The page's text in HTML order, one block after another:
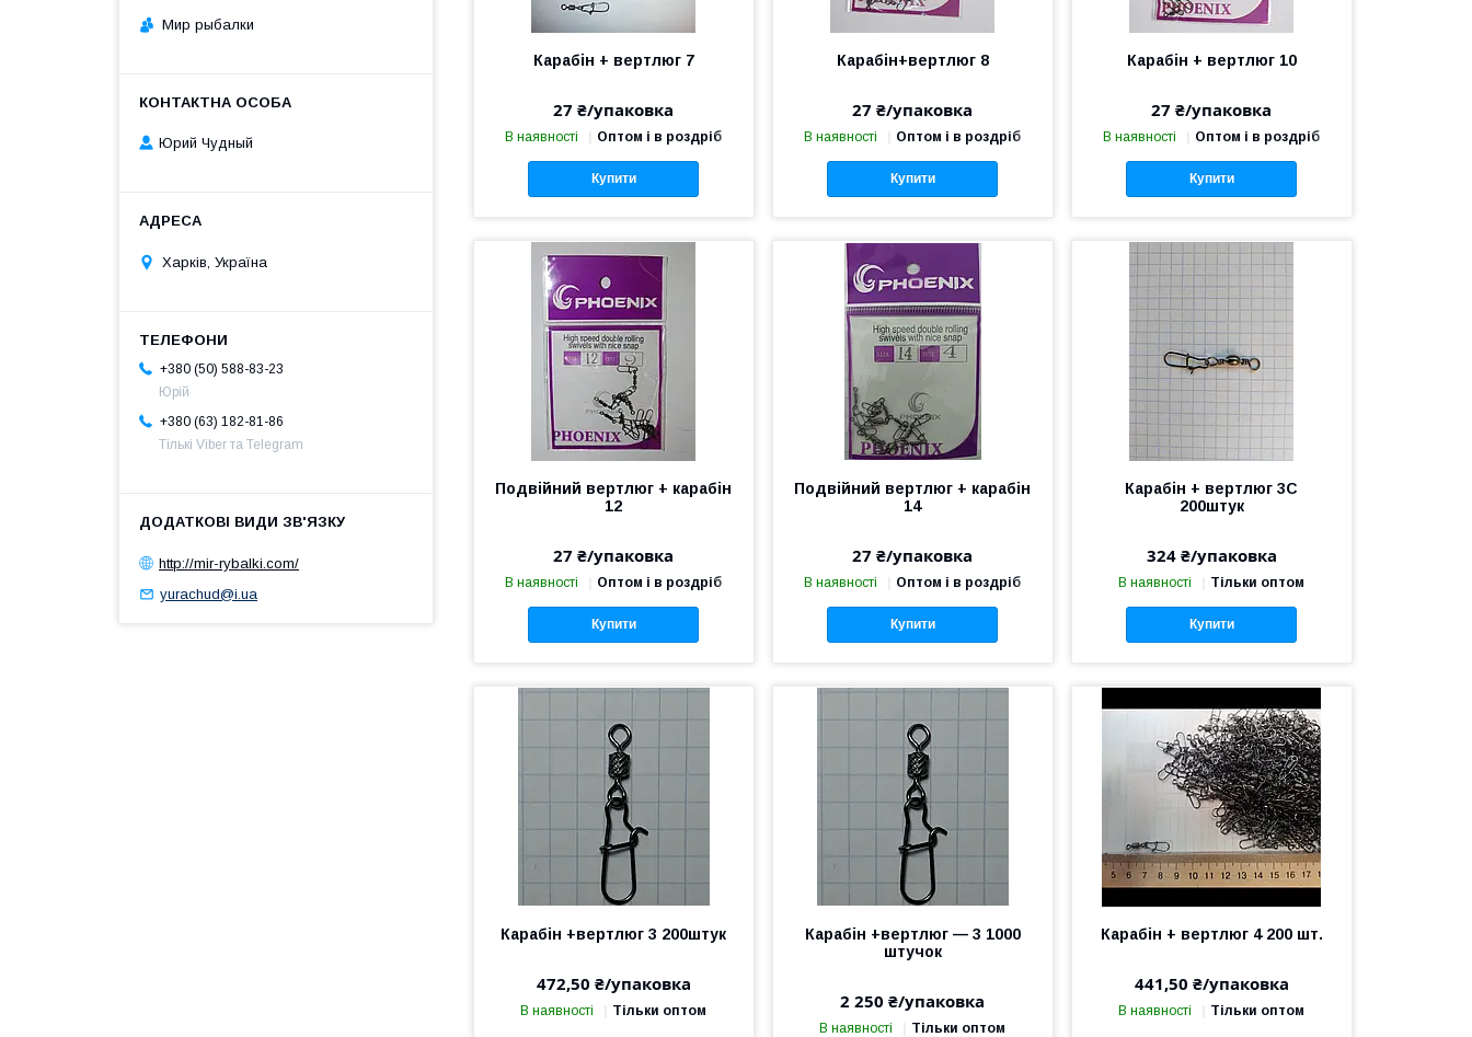
Карабін + вертлюг 7
27 ₴/упаковка
В наявності Оптом і в роздріб
Купити
Карабін+вертлюг 8
27 ₴/упаковка
В наявності Оптом і в роздріб
Купити
Карабін + вертлюг 10
27 ₴/упаковка
В наявності Оптом і в роздріб
Купити
Подвійний вертлюг + карабін
12
27 ₴/упаковка
В наявності Оптом і в роздріб
Купити
Подвійний вертлюг + карабін
14
27 ₴/упаковка
В наявності Оптом і в роздріб
Купити
Карабін + вертлюг 3С
200штук
324 ₴/упаковка
В наявності Тільки оптом
Купити
Карабін +вертлюг 3 200штук
472,50 ₴/упаковка
В наявності Тільки оптом
Карабін +вертлюг — 3 1000
штучок
2 250 ₴/упаковка
В наявності Тільки оптом
Карабін + вертлюг 4 200 шт.
441,50 ₴/упаковка
В наявності Тільки оптом
Мир рыбалки
Юрий Чудный
Харків, Україна
+380 (50) 588-83-23
Юрій
+380 (63) 182-81-86
Тількі Viber та Telegram
http://mir-rybalki.com/
yurachud@i.ua